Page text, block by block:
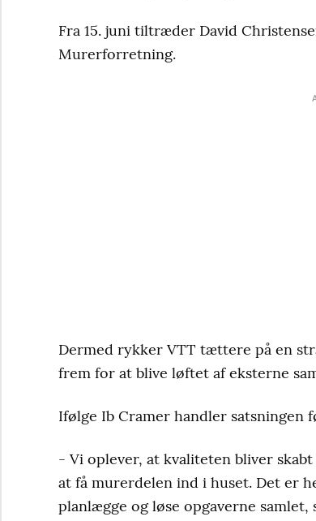
Fra 15. juni tiltræder David
Murerforretning.
Dermed rykker VTT tættere på en
frem for at blive løftet af eksterne
Ifølge Ib Cramer handler
- Vi oplever, at kvaliteten bliver
at få murerdelen ind i huset. Det er
planlægge og løse opgaverne